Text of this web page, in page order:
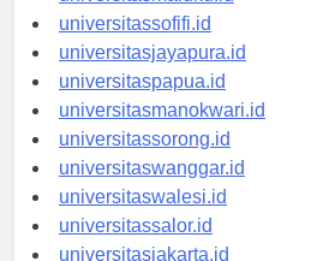
universitasmaluku.id
universitassofifi.id
universitasjayapura.id
universitaspapua.id
universitasmanokwari.id
universitassorong.id
universitaswanggar.id
universitaswalesi.id
universitassalor.id